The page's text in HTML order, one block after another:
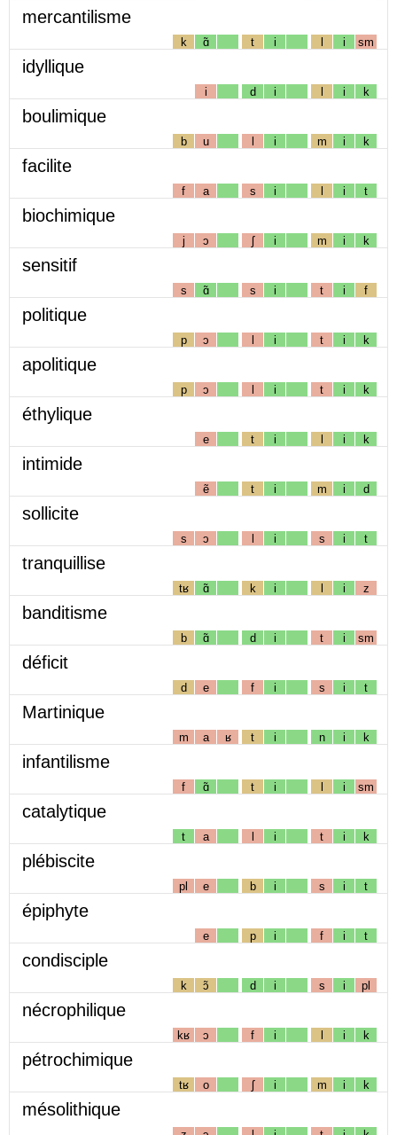
mercantilisme
k ɑ̃ t i l i sm
idyllique
i d i l i k
boulimique
b u l i m i k
facilite
f a s i l i t
biochimique
j ɔ ʃ i m i k
sensitif
s ɑ̃ s i t i f
politique
p ɔ l i t i k
apolitique
p ɔ l i t i k
éthylique
e t i l i k
intimide
ẽ t i m i d
sollicite
s ɔ l i s i t
tranquillise
tʁ ɑ̃ k i l i z
banditisme
b ɑ̃ d i t i sm
déficit
d e f i s i t
Martinique
m a ʁ t i n i k
infantilisme
f ɑ̃ t i l i sm
catalytique
t a l i t i k
plébiscite
pl e b i s i t
épiphyte
e p i f i t
condisciple
k ɔ̃ d i s i pl
nécrophilique
kʁ ɔ f i l i k
pétrochimique
tʁ o ʃ i m i k
mésolithique